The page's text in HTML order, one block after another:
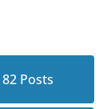
82Posts